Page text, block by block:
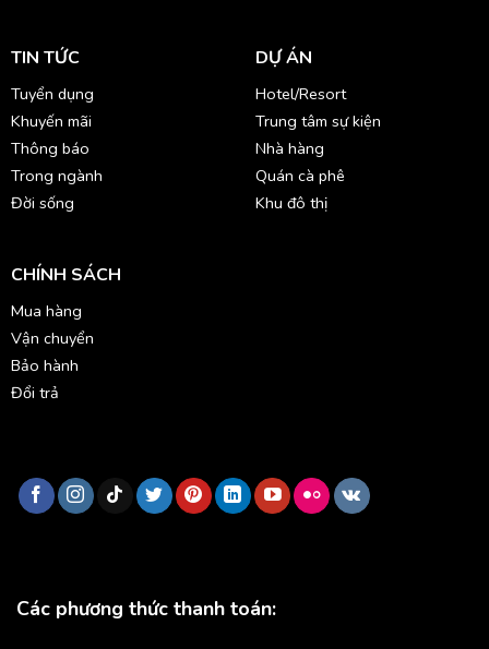
TIN TỨC
Tuyển dụng
Khuyến mãi
Thông báo
Trong ngành
Đời sống
DỰ ÁN
Hotel/Resort
Trung tâm sự kiện
Nhà hàng
Quán cà phê
Khu đô thị
CHÍNH SÁCH
Mua hàng
Vận chuyển
Bảo hành
Đổi trả
Các phương thức thanh toán: